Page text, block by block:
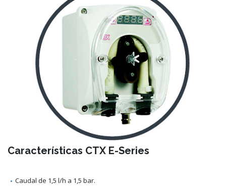
Características CTX E-Series
Caudal de 1,5 l/h a 1,5 bar.